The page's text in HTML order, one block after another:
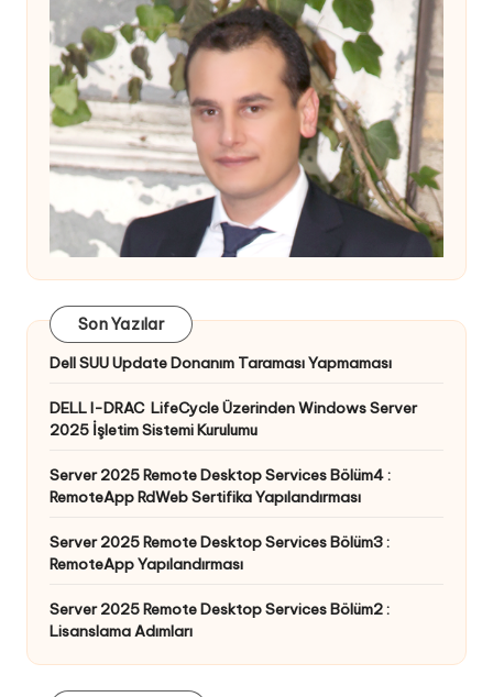
Son Yazılar
Dell SUU Update Donanım Taraması Yapmaması
DELL I-DRAC LifeCycle Üzerinden Windows Server
2025 İşletim Sistemi Kurulumu
Server 2025 Remote Desktop Services Bölüm4 :
RemoteApp RdWeb Sertifika Yapılandırması
Server 2025 Remote Desktop Services Bölüm3 :
RemoteApp Yapılandırması
Server 2025 Remote Desktop Services Bölüm2 :
Lisanslama Adımları